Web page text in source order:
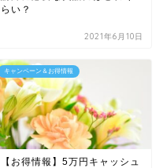
らい？
2021年6月10日
キャンペーン＆お得情報
【お得情報】5万円キャッシュ